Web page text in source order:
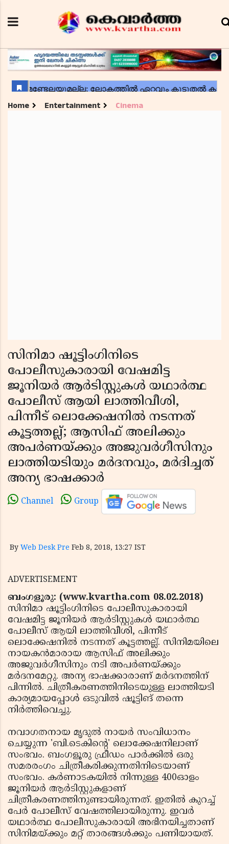
Home Entertainment Cinema
സിനിമാ ഷൂട്ടിംഗിനിടെ
പോലീസുകാരായി വേഷമിട്ട
ജൂനിയര്‍ ആര്‍ടിസ്റ്റുകള്‍ യഥാര്‍ത്ഥ
പോലീസ് ആയി ലാത്തിവീശി,
പിന്നീട് ലൊക്കേഷനില്‍ നടന്നത്
കൂട്ടത്തല്ല്; ആസിഫ് അലിക്കും
അപര്‍ണയ്ക്കും അജുവര്‍ഗീസിനും
ലാത്തിയടിയും മര്‍ദനവും, മര്‍ദിച്ചത്
അന്യ ഭാഷക്കാര്‍
Channel Group
By Web Desk Pre Feb 8, 2018, 13:27 IST
ADVERTISEMENT
ബംഗളൂരു: (www.kvartha.com 08.02.2018)
സിനിമാ ഷൂട്ടിംഗിനിടെ പോലീസുകാരായി
വേഷമിട്ട ജൂനിയര്‍ ആര്‍ടിസ്റ്റുകള്‍ യഥാര്‍ത്ഥ
പോലീസ് ആയി ലാത്തിവീശി, പിന്നീട്
ലൊക്കേഷനില്‍ നടന്നത് കൂട്ടത്തല്ല്. സിനിമയിലെ
നായകന്‍മാരായ ആസിഫ് അലിക്കും
അജുവര്‍ഗീസിനും നടി അപര്‍ണയ്ക്കും
മര്‍ദനമേറ്റു. അന്യ ഭാഷക്കാരാണ് മര്‍ദനത്തിന്
പിന്നില്‍. ചിത്രീകരണത്തിനിടെയുള്ള ലാത്തിയടി
കാര്യമായപ്പോള്‍ ഒടുവില്‍ ഷൂട്ടിങ് തന്നെ
നിര്‍ത്തിവെച്ചു.
നവാഗതനായ മൃദുല്‍ നായര്‍ സംവിധാനം
ചെയ്യുന്ന 'ബി.ടെകിന്റെ' ലൊക്കേഷനിലാണ്
സംഭവം. ബംഗളൂരു ഫ്രീഡം പാര്‍ക്കില്‍ ഒരു
സമരരംഗം ചിത്രീകരിക്കുന്നതിനിടെയാണ്
സംഭവം. കര്‍ണാടകയില്‍ നിന്നുള്ള 400ഓളം
ജൂനിയര്‍ ആര്‍ടിസ്റ്റുകളാണ്
ചിത്രീകരണത്തിനുണ്ടായിരുന്നത്. ഇതില്‍ കുറച്ച്
പേര്‍ പോലീസ് വേഷത്തിലായിരുന്നു. ഇവര്‍
യഥാര്‍ത്ഥ പോലീസുകാരായി അഭിനയിച്ചതാണ്
സിനിമയ്ക്കും മറ്റ് താരങ്ങള്‍ക്കും പണിയായത്.